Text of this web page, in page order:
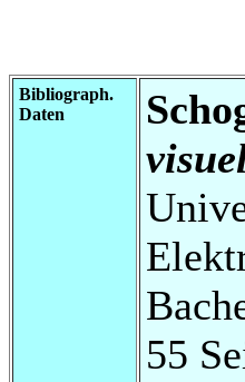
Bibliograph.
Daten
55